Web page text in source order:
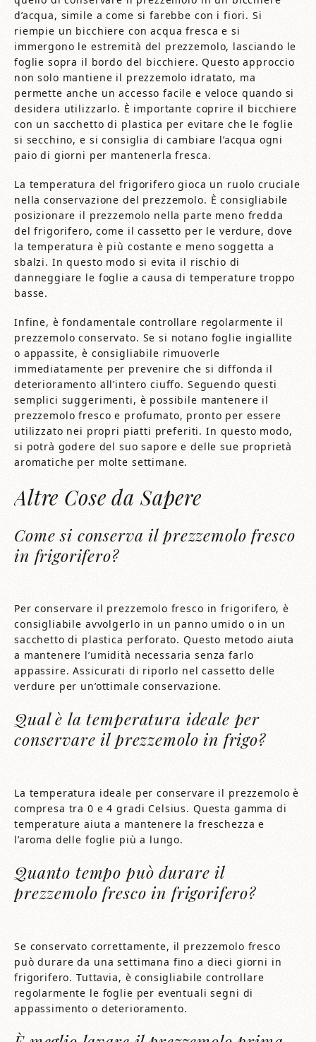
d’acqua, simile a come si farebbe con i fiori. Si
riempie un bicchiere con acqua fresca e si
immergono le estremità del prezzemolo, lasciando le
foglie sopra il bordo del bicchiere. Questo approccio
non solo mantiene il prezzemolo idratato, ma
permette anche un accesso facile e veloce quando si
desidera utilizzarlo. È importante coprire il bicchiere
con un sacchetto di plastica per evitare che le foglie
si secchino, e si consiglia di cambiare l’acqua ogni
paio di giorni per mantenerla fresca.
La temperatura del frigorifero gioca un ruolo cruciale
nella conservazione del prezzemolo. È consigliabile
posizionare il prezzemolo nella parte meno fredda
del frigorifero, come il cassetto per le verdure, dove
la temperatura è più costante e meno soggetta a
sbalzi. In questo modo si evita il rischio di
danneggiare le foglie a causa di temperature troppo
basse.
Infine, è fondamentale controllare regolarmente il
prezzemolo conservato. Se si notano foglie ingiallite
o appassite, è consigliabile rimuoverle
immediatamente per prevenire che si diffonda il
deterioramento all’intero ciuffo. Seguendo questi
semplici suggerimenti, è possibile mantenere il
prezzemolo fresco e profumato, pronto per essere
utilizzato nei propri piatti preferiti. In questo modo,
si potrà godere del suo sapore e delle sue proprietà
aromatiche per molte settimane.
Altre Cose da Sapere
Come si conserva il prezzemolo fresco
in frigorifero?
Per conservare il prezzemolo fresco in frigorifero, è
consigliabile avvolgerlo in un panno umido o in un
sacchetto di plastica perforato. Questo metodo aiuta
a mantenere l’umidità necessaria senza farlo
appassire. Assicurati di riporlo nel cassetto delle
verdure per un’ottimale conservazione.
Qual è la temperatura ideale per
conservare il prezzemolo in frigo?
La temperatura ideale per conservare il prezzemolo è
compresa tra 0 e 4 gradi Celsius. Questa gamma di
temperature aiuta a mantenere la freschezza e
l’aroma delle foglie più a lungo.
Quanto tempo può durare il
prezzemolo fresco in frigorifero?
Se conservato correttamente, il prezzemolo fresco
può durare da una settimana fino a dieci giorni in
frigorifero. Tuttavia, è consigliabile controllare
regolarmente le foglie per eventuali segni di
appassimento o deterioramento.